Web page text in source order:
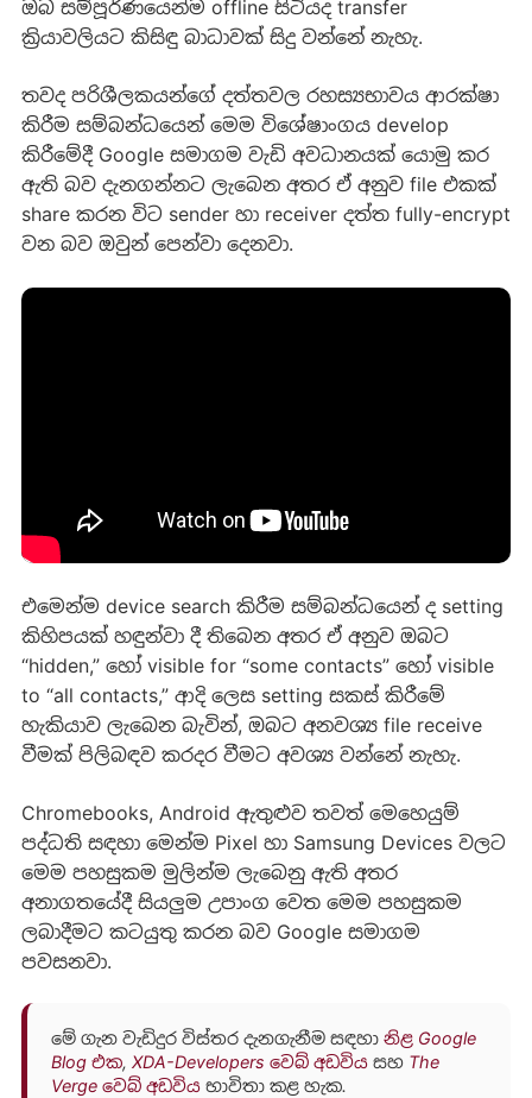
ඔබ සම්පූර්ණයෙන්ම offline සිටියද transfer
ක්‍රියාවලියට කිසිඳු බාධාවක් සිදු වන්නේ නැහැ.
තවද පරිශීලකයන්ගේ දත්තවල රහස්‍යභාවය ආරක්ෂා
කිරීම සම්බන්ධයෙන් මෙම විශේෂාංගය develop
කිරීමේදී Google සමාගම වැඩි අවධානයක් යොමු කර
ඇති බව දැනගන්නට ලැබෙන අතර ඒ අනුව file එකක්
share කරන විට sender හා receiver දත්ත fully-encrypt
වන බව ඔවුන් පෙන්වා දෙනවා.
එමෙන්ම device search කිරීම සම්බන්ධයෙන් ද setting
කිහිපයක් හඳුන්වා දී තිබෙන අතර ඒ අනුව ඔබට
“hidden,” හෝ visible for “some contacts” හෝ visible
to “all contacts,” ආදි ලෙස setting සකස් කිරීමේ
හැකියාව ලැබෙන බැවින්, ඔබට අනවශ්‍ය file receive
වීමක් පිලිබඳව කරදර වීමට අවශ්‍ය වන්නේ නැහැ.
Chromebooks, Android ඇතුළුව තවත් මෙහෙයුම්
පද්ධති සඳහා මෙන්ම Pixel හා Samsung Devices වලට
මෙම පහසුකම මුලින්ම ලැබෙනු ඇති අතර
අනාගතයේදී සියලුම උපාංග වෙත මෙම පහසුකම
ලබාදීමට කටයුතු කරන බව Google සමාගම
පවසනවා.
මේ ගැන වැඩිදුර විස්තර දැනගැනීම සඳහා නිළ Google
Blog එක, XDA-Developers වෙබ් අඩවියසහ The
Verge වෙබ් අඩවියභාවිතා කළ හැක.